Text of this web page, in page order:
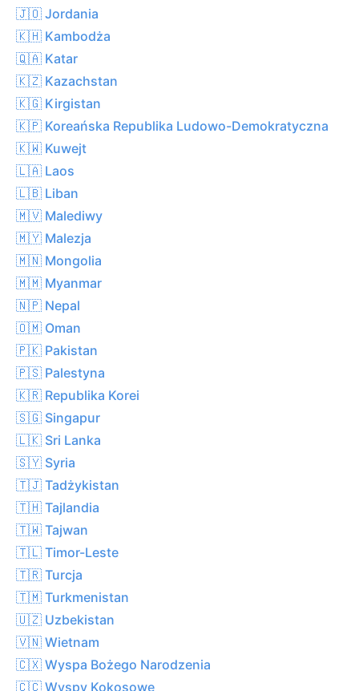
🇯🇴 Jordania
🇰🇭 Kambodża
🇶🇦 Katar
🇰🇿 Kazachstan
🇰🇬 Kirgistan
🇰🇵 Koreańska Republika Ludowo-Demokratyczna
🇰🇼 Kuwejt
🇱🇦 Laos
🇱🇧 Liban
🇲🇻 Malediwy
🇲🇾 Malezja
🇲🇳 Mongolia
🇲🇲 Myanmar
🇳🇵 Nepal
🇴🇲 Oman
🇵🇰 Pakistan
🇵🇸 Palestyna
🇰🇷 Republika Korei
🇸🇬 Singapur
🇱🇰 Sri Lanka
🇸🇾 Syria
🇹🇯 Tadżykistan
🇹🇭 Tajlandia
🇹🇼 Tajwan
🇹🇱 Timor-Leste
🇹🇷 Turcja
🇹🇲 Turkmenistan
🇺🇿 Uzbekistan
🇻🇳 Wietnam
🇨🇽 Wyspa Bożego Narodzenia
🇨🇨 Wyspy Kokosowe